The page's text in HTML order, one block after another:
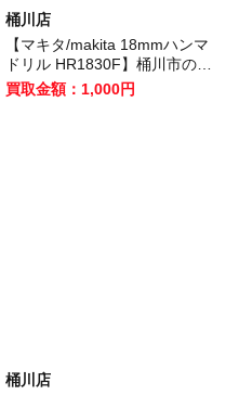
桶川店
【マキタ/makita 18mmハンマ
ドリル HR1830F】桶川市のお
客様から買取いたしました！
買取金額：1,000円
桶川店